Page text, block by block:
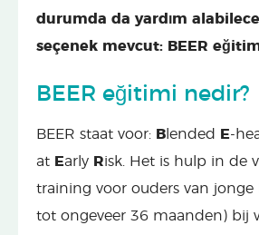
durumda da yardım
seçenek mevcut: BEER
BEER eğitimi nedir?
BEER staat voor: B lended E-
at Early Risk. Het is hulp in de
training voor ouders van jonge
tot ongeveer 36 maanden) bij